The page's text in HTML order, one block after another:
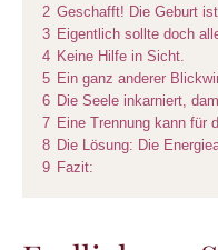
2 Geschafft! Die Geburt
3 Eigentlich sollte doch
4 Keine Hilfe in Sicht.
5 Ein ganz anderer
6 Die Seele inkarniert,
7 Eine Trennung kann für
8 Die Lösung: Die
9 Fazit: